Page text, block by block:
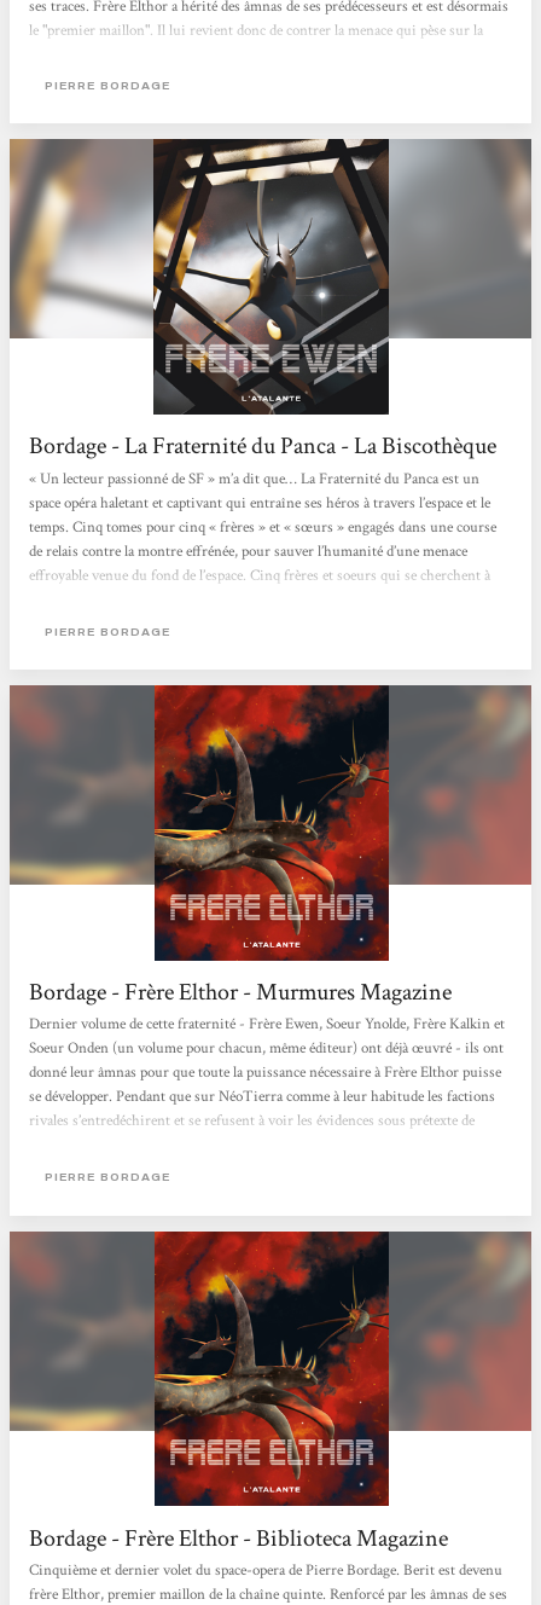
ses traces. Frère Elthor a hérité des âmnas de ses prédécesseurs et est désormais
le "premier maillon". Il lui revient donc de contrer la menace qui pèse sur la
Petit Nuage de Madjan, qui sera la cible de la Nuée avant que celle-ci ne
PIERRE BORDAGE
Bordage - La Fraternité du Panca - La Biscothèque
« Un lecteur passionné de SF » m’a dit que… La Fraternité du Panca est un
space opéra haletant et captivant qui entraîne ses héros à travers l’espace et le
temps. Cinq tomes pour cinq « frères » et « sœurs » engagés dans une course
de relais contre la montre effrénée, pour sauver l’humanité d’une menace
effroyable venue du fond de l’espace. Cinq frères et soeurs qui se cherchent à
tout en tentant de survivre aux nombreux ennemis...
PIERRE BORDAGE
Bordage - Frère Elthor - Murmures Magazine
Dernier volume de cette fraternité - Frère Ewen, Soeur Ynolde, Frère Kalkin et
Soeur Onden (un volume pour chacun, même éditeur) ont déjà œuvré - ils ont
donné leur âmnas pour que toute la puissance nécessaire à Frère Elthor puisse
se développer. Pendant que sur NéoTierra comme à leur habitude les factions
rivales s’entredéchirent et se refusent à voir les évidences sous prétexte de
sur son passage s’approche de notre Voie...
PIERRE BORDAGE
Bordage - Frère Elthor - Biblioteca Magazine
Cinquième et dernier volet du space-opera de Pierre Bordage. Berit est devenu
frère Elthor, premier maillon de la chaîne quinte. Renforcé par les âmnas de ses